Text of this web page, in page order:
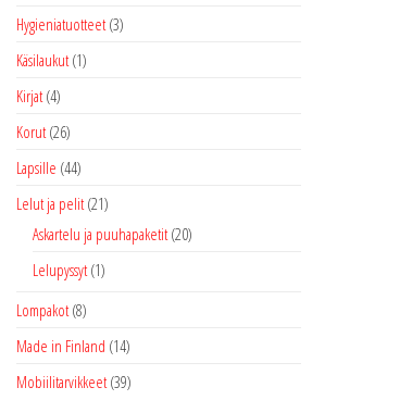
Hygieniatuotteet (3)
Käsilaukut (1)
Kirjat (4)
Korut (26)
Lapsille (44)
Lelut ja pelit (21)
Askartelu ja puuhapaketit (20)
Lelupyssyt (1)
Lompakot (8)
Made in Finland (14)
Mobiilitarvikkeet (39)